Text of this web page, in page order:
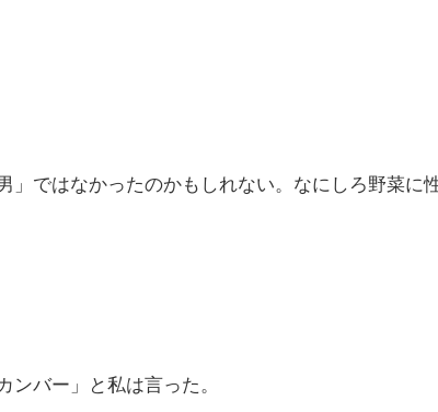
」ではなかったのかもしれない。なにしろ野菜に
ンバー」と私は言った。